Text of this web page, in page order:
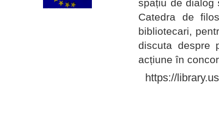
spațiu de dialog
Catedra de
bibliotecari,
discuta despre
acțiune în
https://